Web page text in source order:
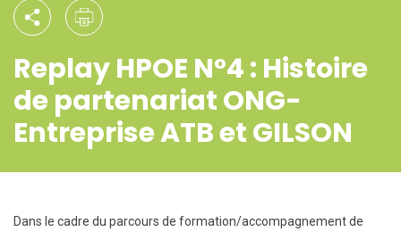
Replay HPOE N°4 : Histoire
de partenariat ONG-
Entreprise ATB et GILSON
Dans le cadre du parcours de formation/accompagnement de